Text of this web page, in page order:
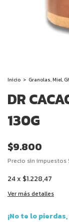
Inicio > Granolas, Miel,
DR
130G
$9.800
Precio sin impuestos
24x $1.228,47
Ver más detalles
¡No te lo